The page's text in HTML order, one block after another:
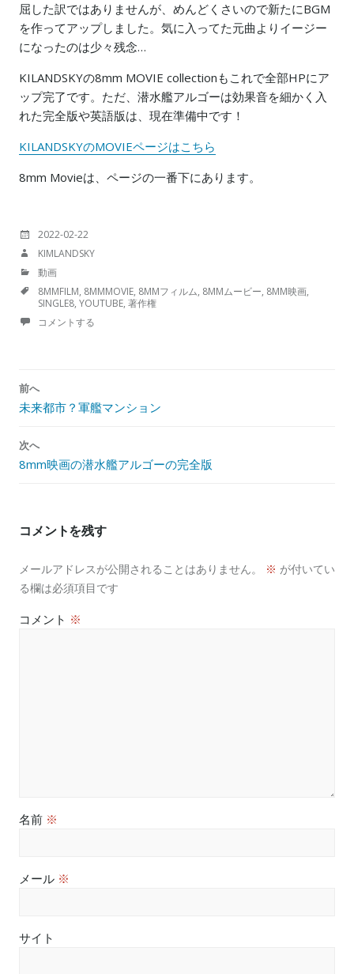
屈した訳ではありませんが、めんどくさいので新たにBGM
を作ってアップしました。気に入ってた元曲よりイージー
になったのは少々残念…
KILANDSKYの8mm MOVIE collectionもこれで全部HPにア
ップ完了です。ただ、潜水艦アルゴーは効果音を細かく入
れた完全版や英語版は、現在準備中です！
KILANDSKYのMOVIEページはこちら
8mm Movieは、ページの一番下にあります。
投
日:
2022-02-22
投
者:
KIMLANDSKY
カ
ゴ
リ
ー:
動画
TAGS
8MMFILM, 8MMMOVIE, 8MMフィルム, 8MMムービー, 8MM映画,
SINGLE8, YOUTUBE, 著作権
コメントする
稿
ナ
ゲ
ー
ン
前へ
未来都市？軍艦マンション
次へ
8mm映画の潜水艦アルゴーの完全版
コメントを残す
メールアドレスが公開されることはありません。 ※ が付いてい
る欄は必須項目です
コメント ※
名前 ※
メール ※
サイト